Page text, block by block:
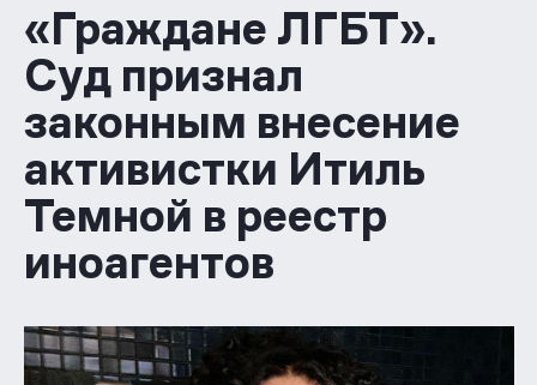
«Граждане ЛГБТ».
Суд признал
законным внесение
активистки Итиль
Темной в реестр
иноагентов